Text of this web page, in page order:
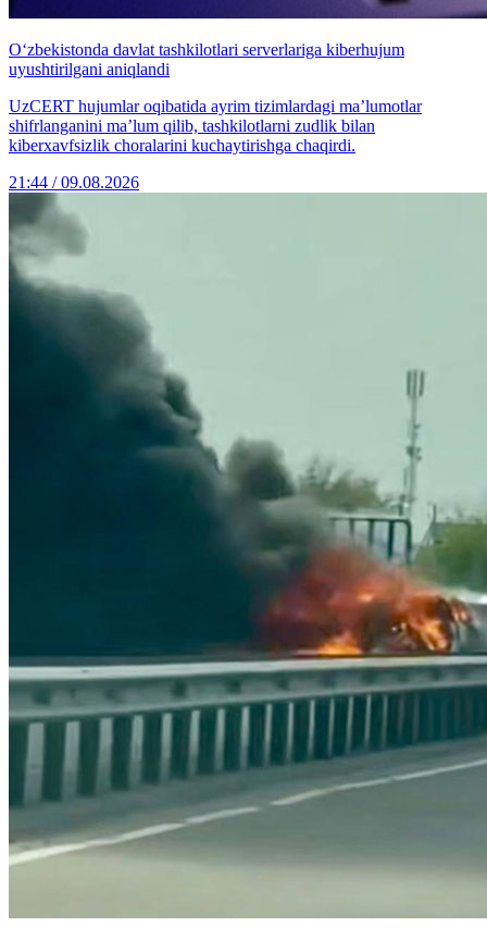
O‘zbekistonda davlat tashkilotlari serverlariga kiberhujum
uyushtirilgani aniqlandi
UzCERT hujumlar oqibatida ayrim tizimlardagi ma’lumotlar
shifrlanganini ma’lum qilib, tashkilotlarni zudlik bilan
kiberxavfsizlik choralarini kuchaytirishga chaqirdi.
21:44 / 09.08.2026